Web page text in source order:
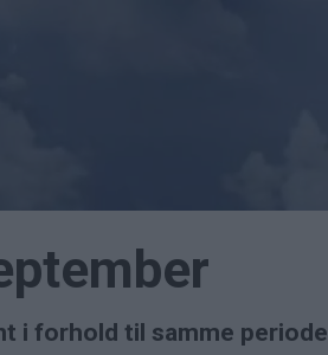
i forhold til samme periode